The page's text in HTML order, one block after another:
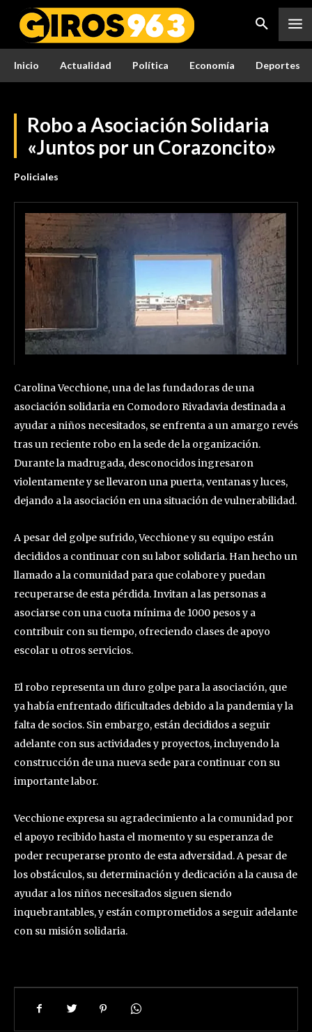
Inicio Actualidad Política Economía Deportes
Robo a Asociación Solidaria
«Juntos por un Corazoncito»
Policiales
Carolina Vecchione, una de las fundadoras de una
asociación solidaria en Comodoro Rivadavia destinada a
ayudar a niños necesitados, se enfrenta a un amargo revés
tras un reciente robo en la sede de la organización.
Durante la madrugada, desconocidos ingresaron
violentamente y se llevaron una puerta, ventanas y luces,
dejando a la asociación en una situación de vulnerabilidad.
A pesar del golpe sufrido, Vecchione y su equipo están
decididos a continuar con su labor solidaria. Han hecho un
llamado a la comunidad para que colabore y puedan
recuperarse de esta pérdida. Invitan a las personas a
asociarse con una cuota mínima de 1000 pesos y a
contribuir con su tiempo, ofreciendo clases de apoyo
escolar u otros servicios.
El robo representa un duro golpe para la asociación, que
ya había enfrentado dificultades debido a la pandemia y la
falta de socios. Sin embargo, están decididos a seguir
adelante con sus actividades y proyectos, incluyendo la
construcción de una nueva sede para continuar con su
importante labor.
Vecchione expresa su agradecimiento a la comunidad por
el apoyo recibido hasta el momento y su esperanza de
poder recuperarse pronto de esta adversidad. A pesar de
los obstáculos, su determinación y dedicación a la causa de
ayudar a los niños necesitados siguen siendo
inquebrantables, y están comprometidos a seguir adelante
con su misión solidaria.